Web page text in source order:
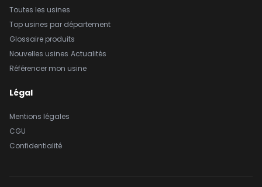
Toutes les usines
Top usines par département
Glossaire produits
Nouvelles usines Actualités
Référencer mon usine
Légal
Mentions légales
CGU
Confidentialité